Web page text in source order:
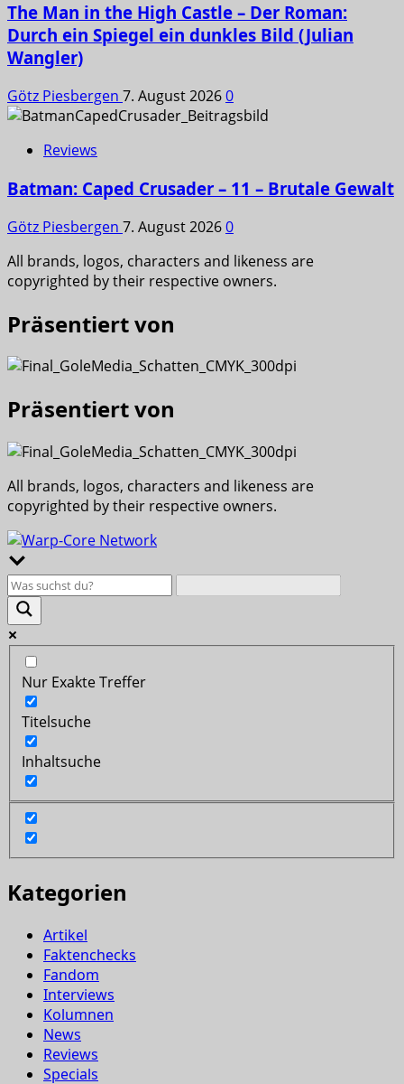
The Man in the High Castle – Der Roman:
Durch ein Spiegel ein dunkles Bild (Julian
Wangler)
Götz Piesbergen 7. August 20260
Reviews
Batman: Caped Crusader – 11 – Brutale Gewalt
Götz Piesbergen 7. August 20260
All brands, logos, characters and likeness are
copyrighted by their respective owners.
Präsentiert von
Präsentiert von
All brands, logos, characters and likeness are
copyrighted by their respective owners.
Nur Exakte Treffer
Titelsuche
Inhaltsuche
Kategorien
Artikel
Faktenchecks
Fandom
Interviews
Kolumnen
News
Reviews
Specials